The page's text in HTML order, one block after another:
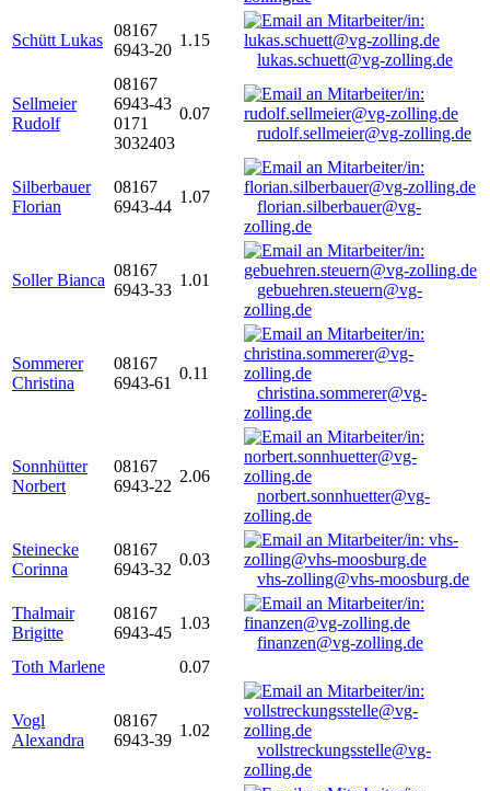
Schütt Lukas
08167
6943-20
1.15
lukas.schuett@vg-zolling.de
Sellmeier
Rudolf
08167
6943-43
0171
3032403
0.07
rudolf.sellmeier@vg-zolling.de
Silberbauer
Florian
08167
6943-44
1.07
florian.silberbauer@vg-
zolling.de
Soller Bianca
08167
6943-33
1.01
gebuehren.steuern@vg-
zolling.de
Sommerer
Christina
08167
6943-61
0.11
christina.sommerer@vg-
zolling.de
Sonnhütter
Norbert
08167
6943-22
2.06
norbert.sonnhuetter@vg-
zolling.de
Steinecke
Corinna
08167
6943-32
0.03
vhs-zolling@vhs-moosburg.de
Thalmair
Brigitte
08167
6943-45
1.03
finanzen@vg-zolling.de
Toth Marlene
0.07
Vogl
Alexandra
08167
6943-39
1.02
vollstreckungsstelle@vg-
zolling.de